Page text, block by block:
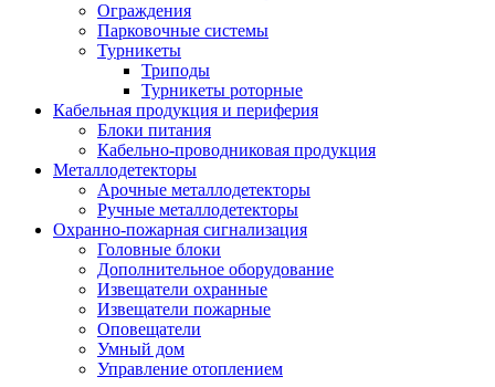
Ограждения
Парковочные системы
Турникеты
Триподы
Турникеты роторные
Кабельная продукция и периферия
Блоки питания
Кабельно-проводниковая продукция
Металлодетекторы
Арочные металлодетекторы
Ручные металлодетекторы
Охранно-пожарная сигнализация
Головные блоки
Дополнительное оборудование
Извещатели охранные
Извещатели пожарные
Оповещатели
Умный дом
Управление отоплением